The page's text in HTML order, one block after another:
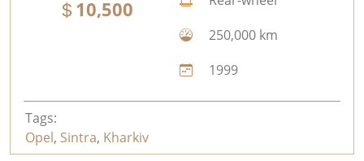
10,500
250,000 km
1999
Tags:
Opel, Sintra, Kharkiv